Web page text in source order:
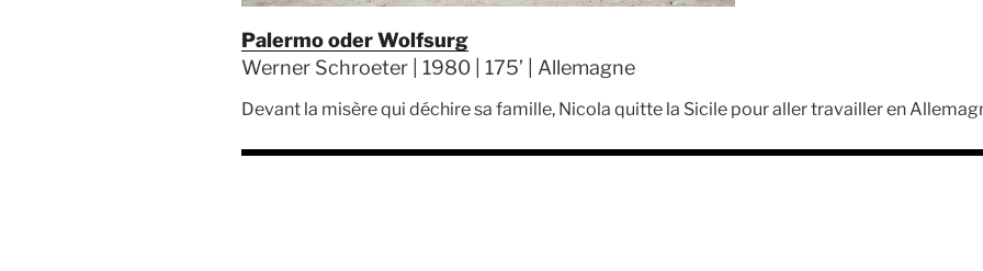
Palermo oder Wolfsurg
Werner Schroeter | 1980 | 175’ | Allemagne
Devant la misère qui déchire sa famille, Nicola quitte la Sicile pour aller travailler en